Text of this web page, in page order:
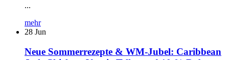
...
mehr
28 Jun
Neue Sommerrezepte & WM-Jubel: Caribbean